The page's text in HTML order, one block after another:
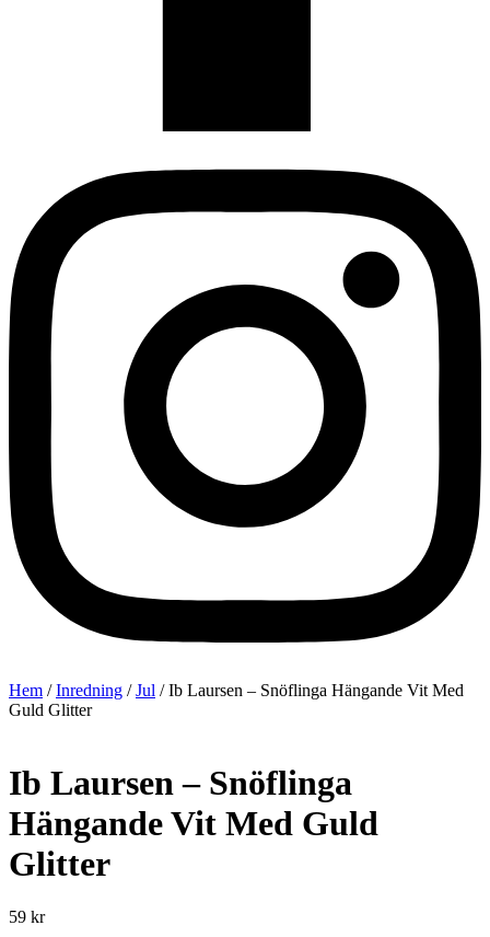
Hem /Inredning /Jul / Ib Laursen – Snöflinga Hängande Vit Med
Guld Glitter
Ib Laursen – Snöflinga
Hängande Vit Med Guld
Glitter
59 kr